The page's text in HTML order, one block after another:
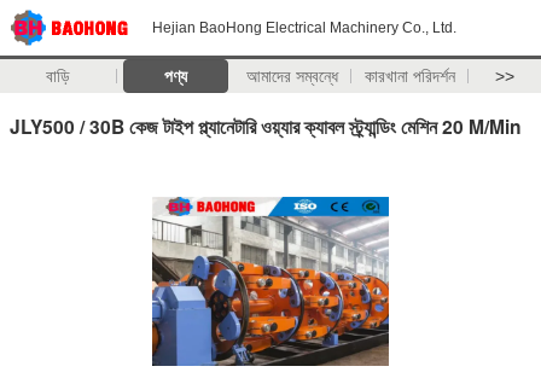
Hejian BaoHong Electrical Machinery Co., Ltd.
বাড়ি পণ্য আমাদের সম্বন্ধে কারখানা পরিদর্শন >>
JLY500 / 30B কেজ টাইপ প্ল্যানেটারি ওয়্যার ক্যাবল স্ট্র্যান্ডিং মেশিন 20 M/Min